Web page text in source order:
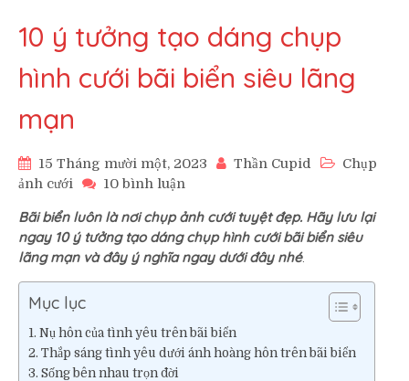
10 ý tưởng tạo dáng chụp
hình cưới bãi biển siêu lãng
mạn
15 Tháng mười một, 2023 Thần Cupid
Chụp
ảnh cưới
10 bình luận
ý
tưởng
tạo
dáng
cưới
bãi
Bãi biển luôn là nơi chụp ảnh cưới tuyệt đẹp. Hãy lưu lại
ngay 10 ý tưởng tạo dáng chụp hình cưới bãi biển siêu
lãng mạn và đây ý nghĩa ngay dưới đây nhé.
Mục lục
Nụ hôn của tình yêu trên bãi biển
Thắp sáng tình yêu dưới ánh hoàng hôn trên bãi biển
Sống bên nhau trọn đời